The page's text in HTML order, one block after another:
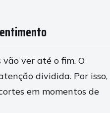
ver até o fim. O
dividida. Por isso,
em momentos de